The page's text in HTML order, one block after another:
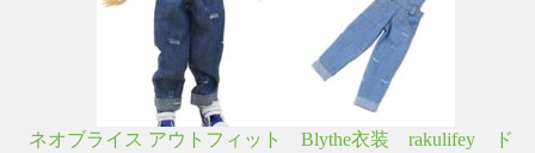
ネオブライス アウトフィット Blythe衣装 rakulifey ド